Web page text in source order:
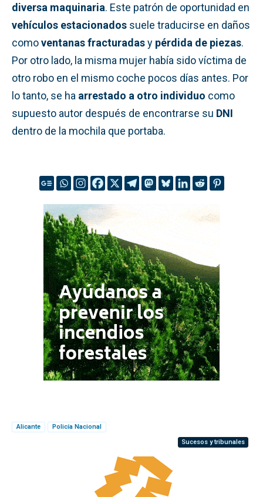
diversa maquinaria. Este patrón de oportunidad en
vehículos estacionados suele traducirse en daños
comoventanas fracturadasy pérdida de piezas.
Por otro lado, la misma mujer había sido víctima de
otro robo en el mismo coche pocos días antes. Por
lo tanto, se ha arrestado a otro individuo como
supuesto autor después de encontrarse su DNI
dentro de la mochila que portaba.
Alicante
Policía Nacional
Sucesos y tribunales